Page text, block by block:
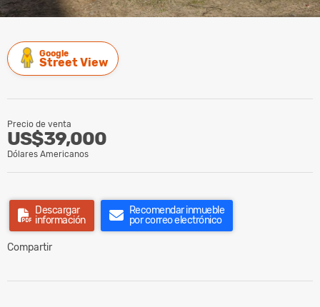
Google
Street View
Precio de venta
US$39,000
Dólares Americanos
Descargar
información
Recomendar inmueble
por correo electrónico
Compartir